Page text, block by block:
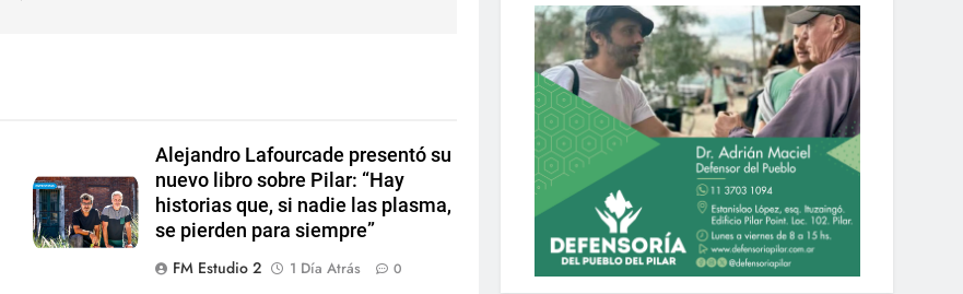
Alejandro Lafourcade presentó su
nuevo libro sobre Pilar: “Hay
historias que, si nadie las plasma,
se pierden para siempre”
FM Estudio 2
1 Día Atrás 0